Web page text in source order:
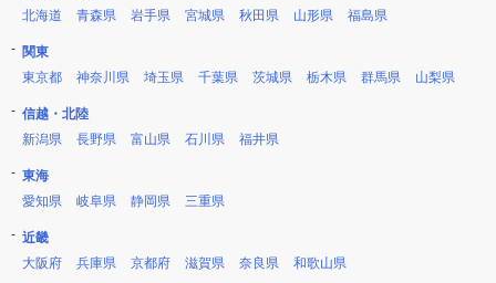
北海道
青森県 岩手県 宮城県 秋田県 山形県 福島県
関東
東京都
神奈川県 埼玉県 千葉県 茨城県 栃木県 群馬県 山梨県
信越・北陸
新潟県
長野県 富山県 石川県 福井県
東海
愛知県
岐阜県 静岡県 三重県
近畿
大阪府
兵庫県 京都府 滋賀県 奈良県 和歌山県